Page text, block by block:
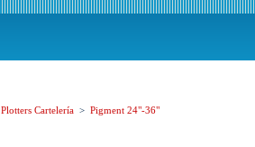
Plotters Cartelería > Pigment 24"-36"